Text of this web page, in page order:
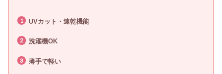
UVカット・速乾機能
洗濯機OK
薄手で軽い